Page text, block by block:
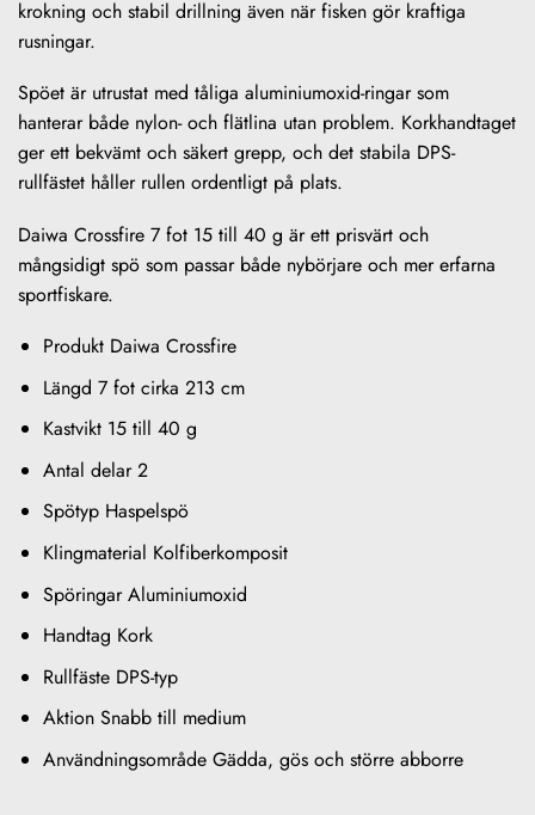
krokning och stabil drillning även när fisken gör kraftiga
rusningar.
Spöet är utrustat med tåliga aluminiumoxid-ringar som
hanterar både nylon- och flätlina utan problem. Korkhandtaget
ger ett bekvämt och säkert grepp, och det stabila DPS-
rullfästet håller rullen ordentligt på plats.
Daiwa Crossfire 7 fot 15 till 40 g är ett prisvärt och
mångsidigt spö som passar både nybörjare och mer erfarna
sportfiskare.
Produkt Daiwa Crossfire
Längd 7 fot cirka 213 cm
Kastvikt 15 till 40 g
Antal delar 2
Spötyp Haspelspö
Klingmaterial Kolfiberkomposit
Spöringar Aluminiumoxid
Handtag Kork
Rullfäste DPS-typ
Aktion Snabb till medium
Användningsområde Gädda, gös och större abborre